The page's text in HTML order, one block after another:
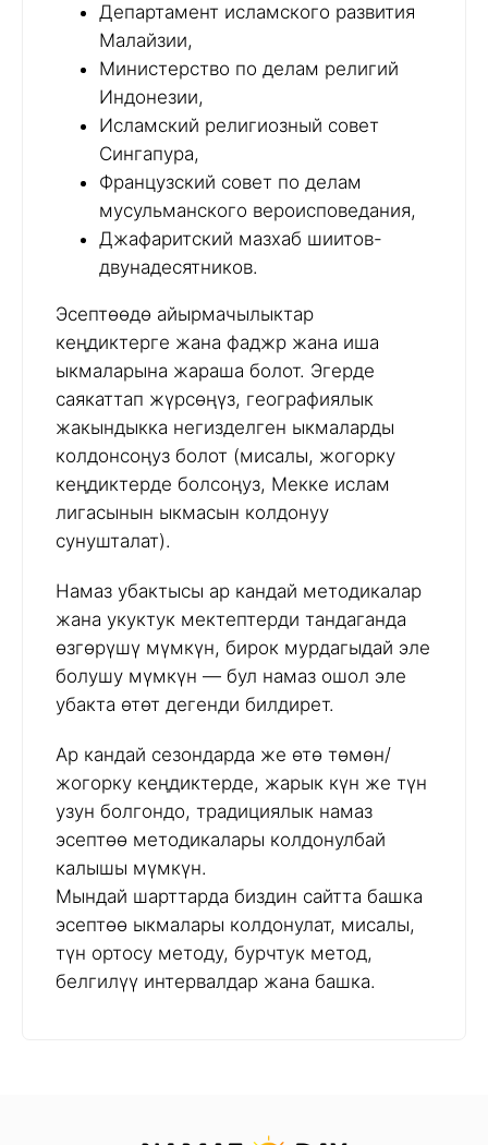
Департамент исламского развития
Малайзии,
Министерство по делам религий
Индонезии,
Исламский религиозный совет
Сингапура,
Французский совет по делам
мусульманского вероисповедания,
Джафаритский мазхаб шиитов-
двунадесятников.
Эсептөөдө айырмачылыктар
кеңдиктерге жана фаджр жана иша
ыкмаларына жараша болот. Эгерде
саякаттап жүрсөңүз, географиялык
жакындыкка негизделген ыкмаларды
колдонсоңуз болот (мисалы, жогорку
кеңдиктерде болсоңуз, Мекке ислам
лигасынын ыкмасын колдонуу
сунушталат).
Намаз убактысы ар кандай методикалар
жана укуктук мектептерди тандаганда
өзгөрүшү мүмкүн, бирок мурдагыдай эле
болушу мүмкүн — бул намаз ошол эле
убакта өтөт дегенди билдирет.
Ар кандай сезондарда же өтө төмөн/
жогорку кеңдиктерде, жарык күн же түн
узун болгондо, традициялык намаз
эсептөө методикалары колдонулбай
калышы мүмкүн.
Мындай шарттарда биздин сайтта башка
эсептөө ыкмалары колдонулат, мисалы,
түн ортосу методу, бурчтук метод,
белгилүү интервалдар жана башка.